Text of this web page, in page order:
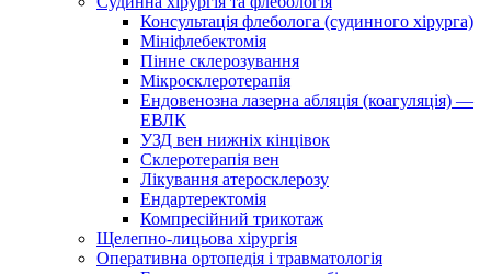
Консультація флеболога (судинного хірурга)
Мініфлебектомія
Пінне склерозування
Мікросклеротерапія
Ендовенозна лазерна абляція (коагуляція) —
ЕВЛК
УЗД вен нижніх кінцівок
Склеротерапія вен
Лікування атеросклерозу
Ендартеректомія
Компресійний трикотаж
Щелепно-лицьова хірургія
Оперативна ортопедія і травматологія